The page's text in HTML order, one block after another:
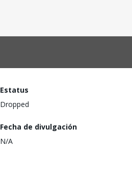
Estatus
Dropped
Fecha de divulgación
N/A